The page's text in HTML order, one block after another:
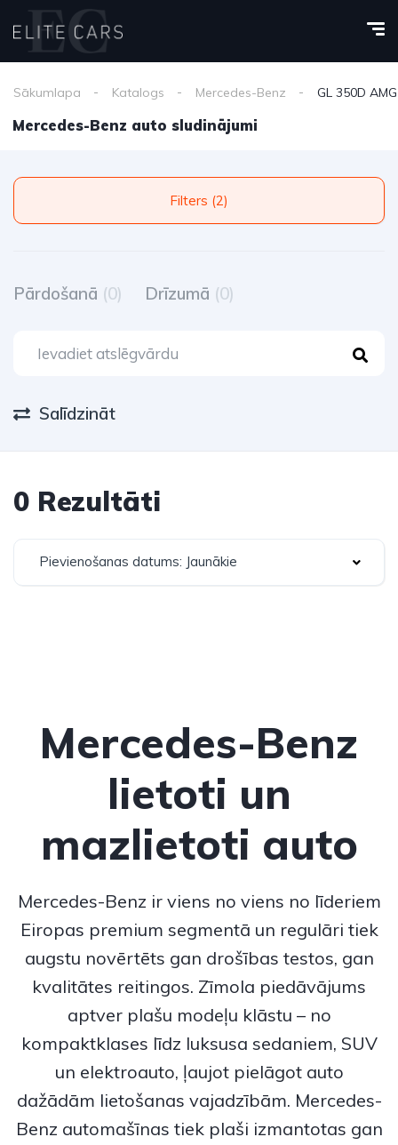
Sākumlapa Katalogs Mercedes-Benz GL 350D AMG
Mercedes-Benz auto sludinājumi
Filters (2)
Pārdošanā (0) Drīzumā (0)
Salīdzināt
0 Rezultāti
Pievienošanas datums: Jaunākie
Mercedes-Benz
lietoti un
mazlietoti auto
Mercedes-Benz ir viens no viens no līderiem
Eiropas premium segmentā un regulāri tiek
augstu novērtēts gan drošības testos, gan
kvalitātes reitingos. Zīmola piedāvājums
aptver plašu modeļu klāstu – no
kompaktklases līdz luksusa sedaniem, SUV
un elektroauto, ļaujot pielāgot auto
dažādām lietošanas vajadzībām. Mercedes-
Benz automašīnas tiek plaši izmantotas gan